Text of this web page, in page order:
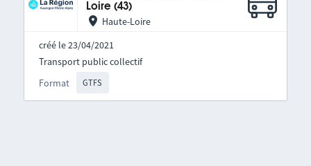
Loire (43)
Haute-Loire
créé le 23/04/2021
Format GTFS
Transport public collectif